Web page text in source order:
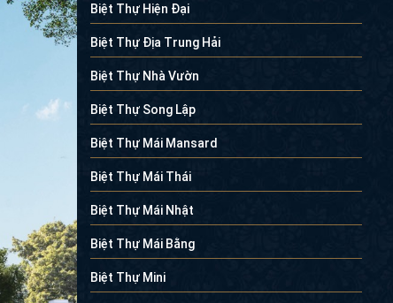
Biệt Thự Hiện Đại
Biệt Thự Địa Trung Hải
Biệt Thự Nhà Vườn
Biệt Thự Song Lập
Biệt Thự Mái Mansard
Biệt Thự Mái Thái
Biệt Thự Mái Nhật
Biệt Thự Mái Bằng
Biệt Thự Mini